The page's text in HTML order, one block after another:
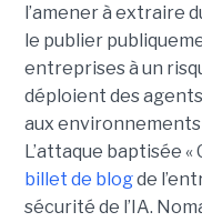
l’amener à extraire
le publier
entreprises à un
déploient des
aux
L’attaque baptisée
billet de blogde
sécurité de l’IA.